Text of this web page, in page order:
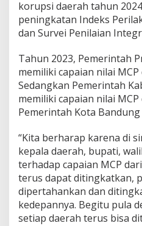
korupsi daerah tahun
peningkatan Indeks
dan Survei Penilaian
Tahun 2023, Pemerintah
memiliki capaian nilai MCP
Sedangkan Pemerintah
memiliki capaian nilai
Pemerintah Kota Bandung
“Kita berharap karena di
kepala daerah, bupati,
terhadap capaian MCP
terus dapat ditingkatkan,
dipertahankan dan
kedepannya. Begitu pula
setiap daerah terus bisa